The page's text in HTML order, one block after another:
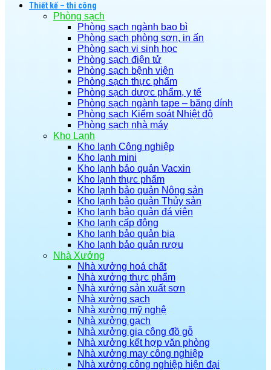
Thiết kế – thi công
Phòng sạch
Phòng sạch ngành bao bì
Phòng sạch phòng sơn, in ấn
Phòng sạch vi sinh học
Phòng sạch điện tử
Phòng sạch bệnh viện
Phòng sạch thực phẩm
Phòng sạch dược phẩm, y tế
Phòng sạch ngành tape – băng dính
Phòng sạch Kiểm soát Nhiệt độ
Phòng sạch nhà máy
Kho Lạnh
Kho lạnh Công nghiệp
Kho lạnh mini
Kho lạnh bảo quản Vacxin
Kho lạnh thực phẩm
Kho lạnh bảo quản Nông sản
Kho lạnh bảo quản Thủy sản
Kho lạnh bảo quản đá viên
Kho lạnh cấp đông
Kho lạnh bảo quản bia
Kho lạnh bảo quản rượu
Nhà Xưởng
Nhà xưởng hoá chất
Nhà xưởng thực phẩm
Nhà xưởng sản xuất sơn
Nhà xưởng sạch
Nhà xưởng mỹ nghệ
Nhà xưởng gạch
Nhà xưởng gia công đồ gỗ
Nhà xưởng kết hợp văn phòng
Nhà xưởng may công nghiệp
Nhà xưởng công nghiệp hiện đại